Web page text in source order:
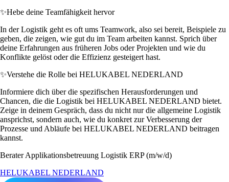
✨Hebe deine Teamfähigkeit hervor
In der Logistik geht es oft ums Teamwork, also sei bereit, Beispiele zu
geben, die zeigen, wie gut du im Team arbeiten kannst. Sprich über
deine Erfahrungen aus früheren Jobs oder Projekten und wie du
Konflikte gelöst oder die Effizienz gesteigert hast.
✨Verstehe die Rolle bei HELUKABEL NEDERLAND
Informiere dich über die spezifischen Herausforderungen und
Chancen, die die Logistik bei HELUKABEL NEDERLAND bietet.
Zeige in deinem Gespräch, dass du nicht nur die allgemeine Logistik
ansprichst, sondern auch, wie du konkret zur Verbesserung der
Prozesse und Abläufe bei HELUKABEL NEDERLAND beitragen
kannst.
Berater Applikationsbetreuung Logistik ERP (m/w/d)
HELUKABEL NEDERLAND